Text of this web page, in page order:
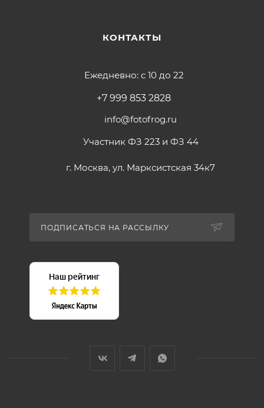
КОНТАКТЫ
Ежедневно: с 10 до 22
+7 999 853 2828
info@fotofrog.ru
Участник ФЗ 223 и ФЗ 44
г. Москва, ул. Марксистская 34к7
ПОДПИСАТЬСЯ НА РАССЫЛКУ